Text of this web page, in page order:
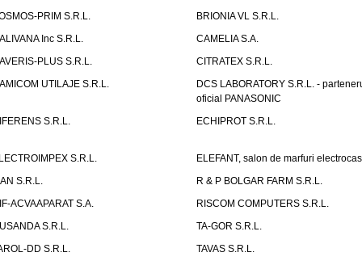
PRIM S.R.L.
BRIONIA VL S.R.L.
Inc S.R.L.
CAMELIA S.A.
PLUS S.R.L.
CITRATEX S.R.L.
UTILAJE S.R.L.
DCS LABORATORY S.R.L. -
oficial PANASONIC
S.R.L.
ECHIPROT S.R.L.
S.R.L.
ELEFANT, salon de marfuri
S.R.L.
R & P BOLGAR FARM S.R.L.
ACVAAPARAT S.A.
RISCOM COMPUTERS S.R.L.
S.R.L.
TA-GOR S.R.L.
DD S.R.L.
TAVAS S.R.L.